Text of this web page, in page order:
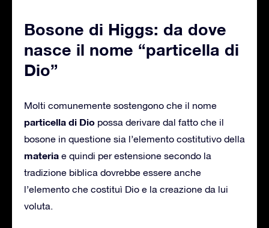
Bosone di Higgs: da dove
nasce il nome “particella di
Dio”
Molti comunemente sostengono che il nome
particella di Dio possa derivare dal fatto che il
bosone in questione sia l’elemento costitutivo della
materia e quindi per estensione secondo la
tradizione biblica dovrebbe essere anche
l’elemento che costituì Dio e la creazione da lui
voluta.